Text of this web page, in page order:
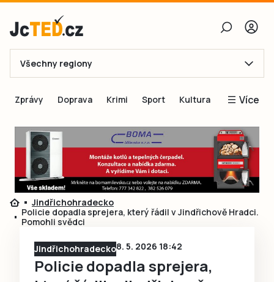
E-mail
Obnovit heslo
Přihlásit se
Přihlásit se přes Facebook
Všechny regiony
Zprávy Doprava Krimi Sport Kultura Více
Blogy
Inspirace
Čtenáři píší
Speciální přílohy
Jindřichohradecko
Policie dopadla sprejera, který řádil v Jindřichově Hradci.
Pomohli svědci
Jindřichohradecko8. 5. 2026 18:42
Policie dopadla sprejera,